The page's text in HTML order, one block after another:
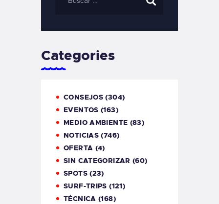
Categories
CONSEJOS (304)
EVENTOS (163)
MEDIO AMBIENTE (83)
NOTICIAS (746)
OFERTA (4)
SIN CATEGORIZAR (60)
SPOTS(23)
SURF-TRIPS (121)
TÉCNICA (168)